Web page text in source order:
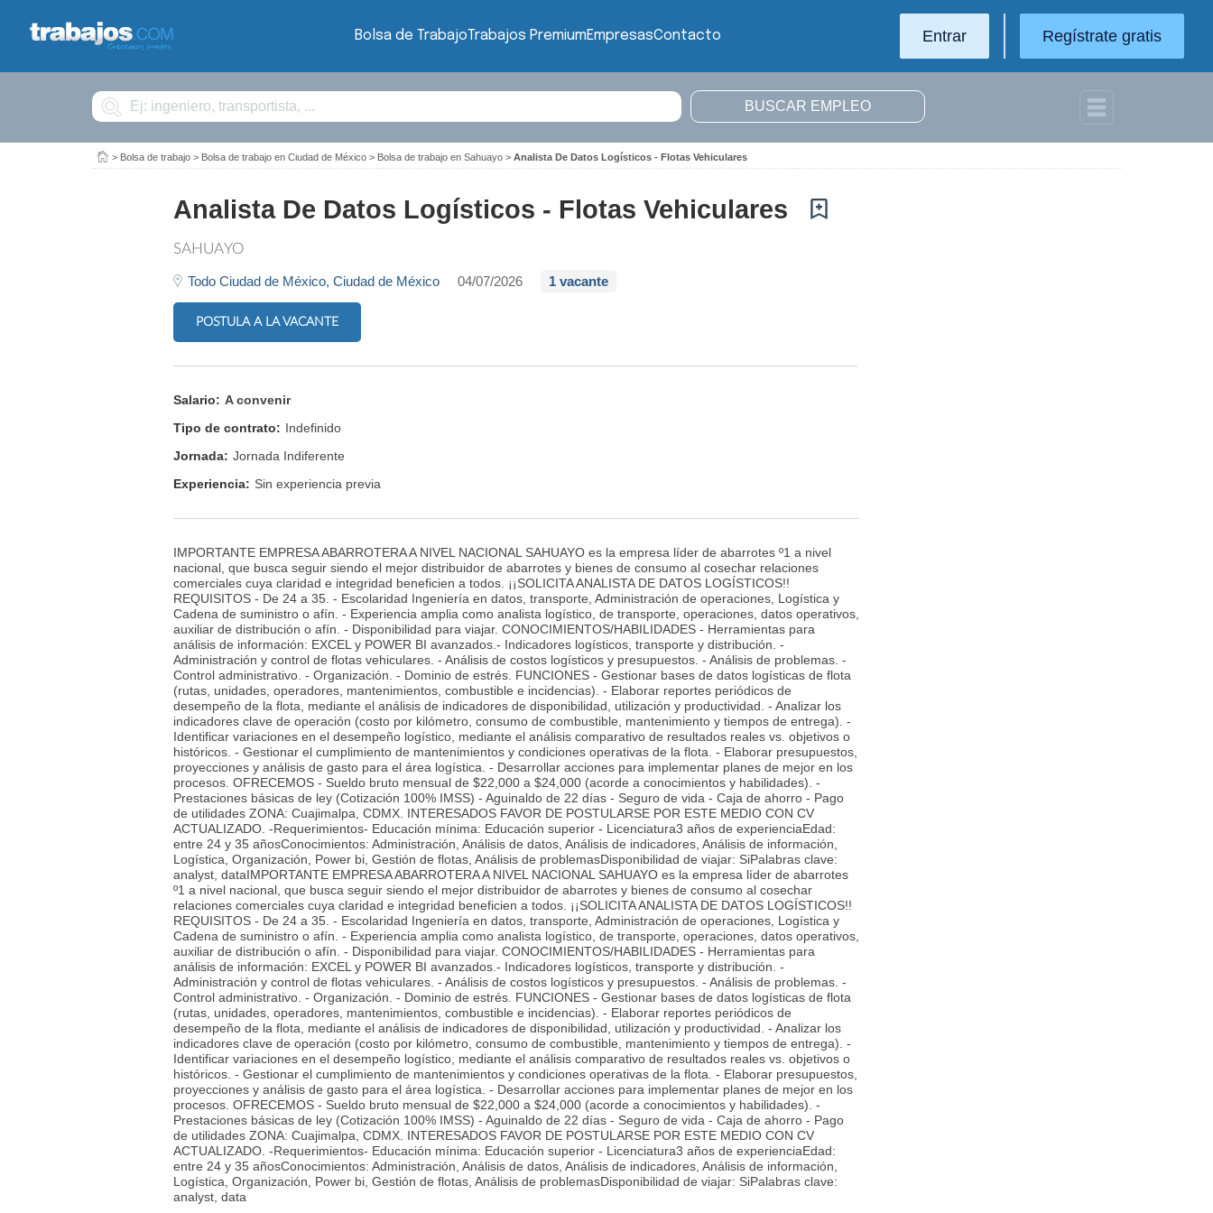
Bolsa de TrabajoTrabajos PremiumEmpresasContacto Entrar Regístrate gratis
Buscar
> Bolsa de trabajo > Bolsa de trabajo en Ciudad de México > Bolsa de trabajo en Sahuayo > Analista De Datos Logísticos - Flotas Vehiculares
Analista De Datos Logísticos - Flotas Vehiculares
SAHUAYO
Todo Ciudad de México, Ciudad de México 04/07/2026 1 vacante
POSTULA A LA VACANTE
Salario: A convenir
Tipo de contrato: Indefinido
Jornada: Jornada Indiferente
Experiencia: Sin experiencia previa
IMPORTANTE EMPRESA ABARROTERA A NIVEL NACIONAL SAHUAYO es la empresa líder de abarrotes º1 a nivel
nacional, que busca seguir siendo el mejor distribuidor de abarrotes y bienes de consumo al cosechar relaciones
comerciales cuya claridad e integridad beneficien a todos. ¡¡SOLICITA ANALISTA DE DATOS LOGÍSTICOS!!
REQUISITOS - De 24 a 35. - Escolaridad Ingeniería en datos, transporte, Administración de operaciones, Logística y
Cadena de suministro o afín. - Experiencia amplia como analista logístico, de transporte, operaciones, datos operativos,
auxiliar de distribución o afín. - Disponibilidad para viajar. CONOCIMIENTOS/HABILIDADES - Herramientas para
análisis de información: EXCEL y POWER BI avanzados.- Indicadores logísticos, transporte y distribución. -
Administración y control de flotas vehiculares. - Análisis de costos logísticos y presupuestos. - Análisis de problemas. -
Control administrativo. - Organización. - Dominio de estrés. FUNCIONES - Gestionar bases de datos logísticas de flota
(rutas, unidades, operadores, mantenimientos, combustible e incidencias). - Elaborar reportes periódicos de
desempeño de la flota, mediante el análisis de indicadores de disponibilidad, utilización y productividad. - Analizar los
indicadores clave de operación (costo por kilómetro, consumo de combustible, mantenimiento y tiempos de entrega). -
Identificar variaciones en el desempeño logístico, mediante el análisis comparativo de resultados reales vs. objetivos o
históricos. - Gestionar el cumplimiento de mantenimientos y condiciones operativas de la flota. - Elaborar presupuestos,
proyecciones y análisis de gasto para el área logística. - Desarrollar acciones para implementar planes de mejor en los
procesos. OFRECEMOS - Sueldo bruto mensual de $22,000 a $24,000 (acorde a conocimientos y habilidades). -
Prestaciones básicas de ley (Cotización 100% IMSS) - Aguinaldo de 22 días - Seguro de vida - Caja de ahorro - Pago
de utilidades ZONA: Cuajimalpa, CDMX. INTERESADOS FAVOR DE POSTULARSE POR ESTE MEDIO CON CV
ACTUALIZADO. -Requerimientos- Educación mínima: Educación superior - Licenciatura3 años de experienciaEdad:
entre 24 y 35 añosConocimientos: Administración, Análisis de datos, Análisis de indicadores, Análisis de información,
Logística, Organización, Power bi, Gestión de flotas, Análisis de problemasDisponibilidad de viajar: SiPalabras clave:
analyst, dataIMPORTANTE EMPRESA ABARROTERA A NIVEL NACIONAL SAHUAYO es la empresa líder de abarrotes
º1 a nivel nacional, que busca seguir siendo el mejor distribuidor de abarrotes y bienes de consumo al cosechar
relaciones comerciales cuya claridad e integridad beneficien a todos. ¡¡SOLICITA ANALISTA DE DATOS LOGÍSTICOS!!
REQUISITOS - De 24 a 35. - Escolaridad Ingeniería en datos, transporte, Administración de operaciones, Logística y
Cadena de suministro o afín. - Experiencia amplia como analista logístico, de transporte, operaciones, datos operativos,
auxiliar de distribución o afín. - Disponibilidad para viajar. CONOCIMIENTOS/HABILIDADES - Herramientas para
análisis de información: EXCEL y POWER BI avanzados.- Indicadores logísticos, transporte y distribución. -
Administración y control de flotas vehiculares. - Análisis de costos logísticos y presupuestos. - Análisis de problemas. -
Control administrativo. - Organización. - Dominio de estrés. FUNCIONES - Gestionar bases de datos logísticas de flota
(rutas, unidades, operadores, mantenimientos, combustible e incidencias). - Elaborar reportes periódicos de
desempeño de la flota, mediante el análisis de indicadores de disponibilidad, utilización y productividad. - Analizar los
indicadores clave de operación (costo por kilómetro, consumo de combustible, mantenimiento y tiempos de entrega). -
Identificar variaciones en el desempeño logístico, mediante el análisis comparativo de resultados reales vs. objetivos o
históricos. - Gestionar el cumplimiento de mantenimientos y condiciones operativas de la flota. - Elaborar presupuestos,
proyecciones y análisis de gasto para el área logística. - Desarrollar acciones para implementar planes de mejor en los
procesos. OFRECEMOS - Sueldo bruto mensual de $22,000 a $24,000 (acorde a conocimientos y habilidades). -
Prestaciones básicas de ley (Cotización 100% IMSS) - Aguinaldo de 22 días - Seguro de vida - Caja de ahorro - Pago
de utilidades ZONA: Cuajimalpa, CDMX. INTERESADOS FAVOR DE POSTULARSE POR ESTE MEDIO CON CV
ACTUALIZADO. -Requerimientos- Educación mínima: Educación superior - Licenciatura3 años de experienciaEdad:
entre 24 y 35 añosConocimientos: Administración, Análisis de datos, Análisis de indicadores, Análisis de información,
Logística, Organización, Power bi, Gestión de flotas, Análisis de problemasDisponibilidad de viajar: SiPalabras clave:
analyst, data